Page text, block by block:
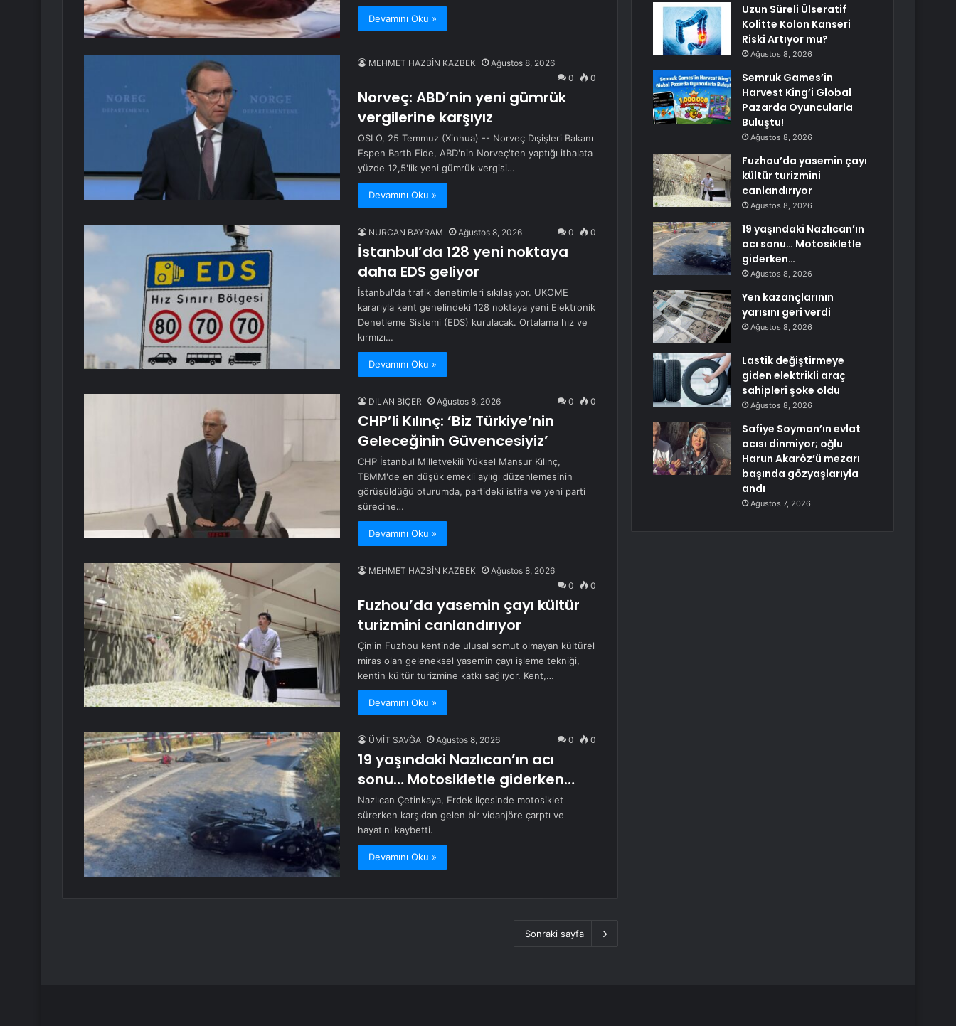
Devamını Oku »
MEHMET HAZBİN KAZBEK
Ağustos 8, 2026
0
0
Norveç: ABD’nin yeni gümrük
vergilerine karşıyız
OSLO, 25 Temmuz (Xinhua) -- Norveç Dışişleri Bakanı
Espen Barth Eide, ABD'nin Norveç'ten yaptığı ithalata
yüzde 12,5'lik yeni gümrük vergisi…
Devamını Oku »
NURCAN BAYRAM Ağustos 8, 2026 0 0
İstanbul’da 128 yeni noktaya
daha EDS geliyor
İstanbul'da trafik denetimleri sıkılaşıyor. UKOME
kararıyla kent genelindeki 128 noktaya yeni Elektronik
Denetleme Sistemi (EDS) kurulacak. Ortalama hız ve
kırmızı…
Devamını Oku »
DİLAN BİÇER Ağustos 8, 2026 0 0
CHP’li Kılınç: ‘Biz Türkiye’nin
Geleceğinin Güvencesiyiz’
CHP İstanbul Milletvekili Yüksel Mansur Kılınç,
TBMM'de en düşük emekli aylığı düzenlemesinin
görüşüldüğü oturumda, partideki istifa ve yeni parti
sürecine…
Devamını Oku »
MEHMET HAZBİN KAZBEK
Ağustos 8, 2026
0
0
Fuzhou’da yasemin çayı kültür
turizmini canlandırıyor
Çin'in Fuzhou kentinde ulusal somut olmayan kültürel
miras olan geleneksel yasemin çayı işleme tekniği,
kentin kültür turizmine katkı sağlıyor. Kent,…
Devamını Oku »
ÜMİT SAVĞA Ağustos 8, 2026 0 0
19 yaşındaki Nazlıcan’ın acı
sonu… Motosikletle giderken…
Nazlıcan Çetinkaya, Erdek ilçesinde motosiklet
sürerken karşıdan gelen bir vidanjöre çarptı ve
hayatını kaybetti.
Devamını Oku »
Sonraki sayfa
Uzun Süreli Ülseratif
Kolitte Kolon Kanseri
Riski Artıyor mu?
Ağustos 8, 2026
Semruk Games’in
Harvest King’i Global
Pazarda Oyuncularla
Buluştu!
Ağustos 8, 2026
Fuzhou’da yasemin çayı
kültür turizmini
canlandırıyor
Ağustos 8, 2026
19 yaşındaki Nazlıcan’ın
acı sonu… Motosikletle
giderken…
Ağustos 8, 2026
Yen kazançlarının
yarısını geri verdi
Ağustos 8, 2026
Lastik değiştirmeye
giden elektrikli araç
sahipleri şoke oldu
Ağustos 8, 2026
Safiye Soyman’ın evlat
acısı dinmiyor; oğlu
Harun Akaröz’ü mezarı
başında gözyaşlarıyla
andı
Ağustos 7, 2026